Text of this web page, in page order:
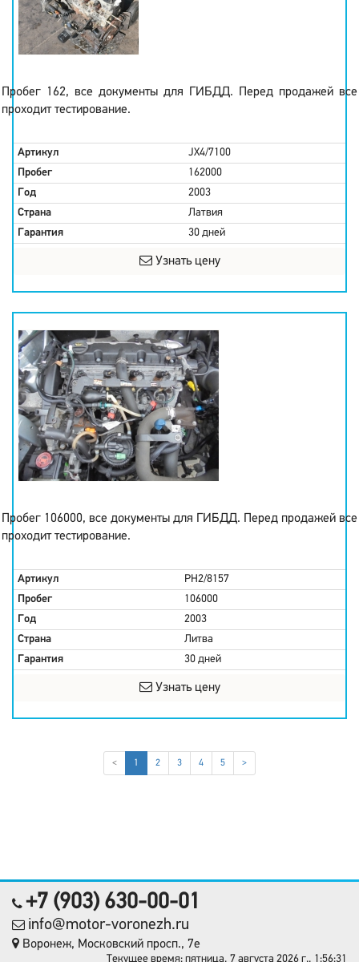
Пробег 162, все документы для ГИБДД. Перед продажей все
проходит тестирование.
Артикул
JX4/7100
Пробег
162000
Год
2003
Страна
Латвия
Гарантия
30 дней
Узнать цену
Пробег 106000, все документы для ГИБДД. Перед продажей все
проходит тестирование.
Артикул
PH2/8157
Пробег
106000
Год
2003
Страна
Литва
Гарантия
30 дней
Узнать цену
< 1 (current)
2 3 4 5 >
+7 (903) 630-00-01
info@motor-voronezh.ru
Воронеж, Московский просп., 7е
Текущее время: пятница, 7 августа 2026 г., 1:56:31